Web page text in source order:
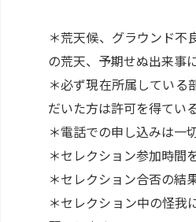
＊荒天候、グラウンド不
の荒天、予期せぬ出来事
＊必ず現在所属してい
だいた方は許可を得てい
＊電話での申し込みは一
＊セレクション参加時間
＊セレクション合否の結
＊セレクション中の怪我